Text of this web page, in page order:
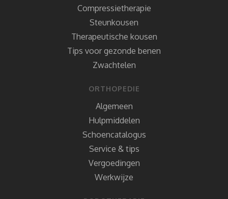
Compressietherapie
Steunkousen
Therapeutische kousen
Tips voor gezonde benen
Zwachtelen
ORTHOPEDIE
Algemeen
Hulpmiddelen
Schoencatalogus
Service & tips
Vergoedingen
Werkwijze